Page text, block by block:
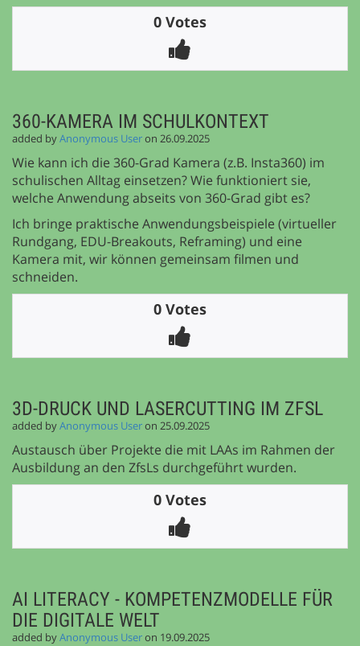
0 Votes
360-KAMERA IM SCHULKONTEXT
added byAnonymous Useron 26.09.2025
Wie kann ich die 360-Grad Kamera (z.B. Insta360) im
schulischen Alltag einsetzen? Wie funktioniert sie,
welche Anwendung abseits von 360-Grad gibt es?
Ich bringe praktische Anwendungsbeispiele (virtueller
Rundgang, EDU-Breakouts, Reframing) und eine
Kamera mit, wir können gemeinsam filmen und
schneiden.
0 Votes
3D-DRUCK UND LASERCUTTING IM ZFSL
added byAnonymous Useron 25.09.2025
Austausch über Projekte die mit LAAs im Rahmen der
Ausbildung an den ZfsLs durchgeführt wurden.
0 Votes
AI LITERACY - KOMPETENZMODELLE FÜR
DIE DIGITALE WELT
added byAnonymous Useron 19.09.2025